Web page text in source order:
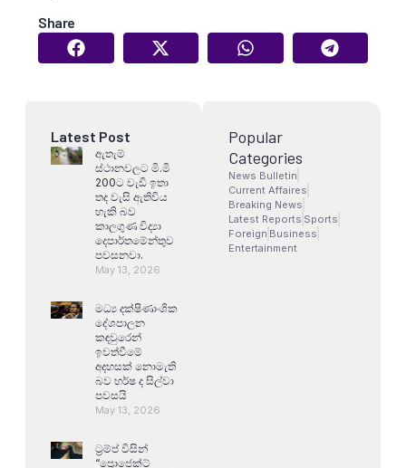
Share
Latest Post
ඇතැම්
ස්ථානවලට මි.මි
200ට වැඩි ඉතා
තද වැසි ඇතිවිය
හැකි බව
කාලගුණ විද්‍යා
දෙපාර්තමේන්තුව
පවසනවා.
May 13, 2026
මධ්‍ය දක්ෂිණාංශික
දේශපාලන
කඳවුරෙන්
ඉවත්වීමේ
අදහසක් නොමැති
බව හර්ෂ ද සිල්වා
පවසයි
May 13, 2026
ට්‍රම්ප් විසින්
“ප්‍රොජෙක්ට්
Popular
Categories
News Bulletin
Current Affaires
Breaking News
Latest Reports Sports
Foreign Business
Entertainment